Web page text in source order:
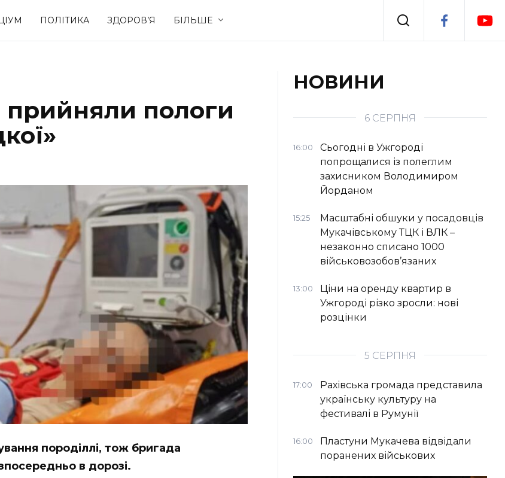
ПОЛІТИКА ЗДОРОВ’Я БІЛЬШЕ
Події
Спорт Стиль життя
прийняли пологи
породіллі, тож бригада
в дорозі.
НОВИНИ
6 СЕРПНЯ
16:00
Сьогодні в Ужгороді
попрощалися із полеглим
захисником Володимиром
Йорданом
15:25
Масштабні обшуки у посадовців
Мукачівському ТЦК і ВЛК –
незаконно списано 1000
військовозобов’язаних
13:00
Ціни на оренду квартир в
Ужгороді різко зросли: нові
розцінки
5 СЕРПНЯ
17:00
Рахівська громада представила
українську культуру на
фестивалі в Румунії
16:00
Пластуни Мукачева відвідали
поранених військових